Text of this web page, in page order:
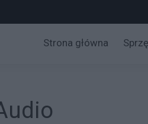
Strona główna